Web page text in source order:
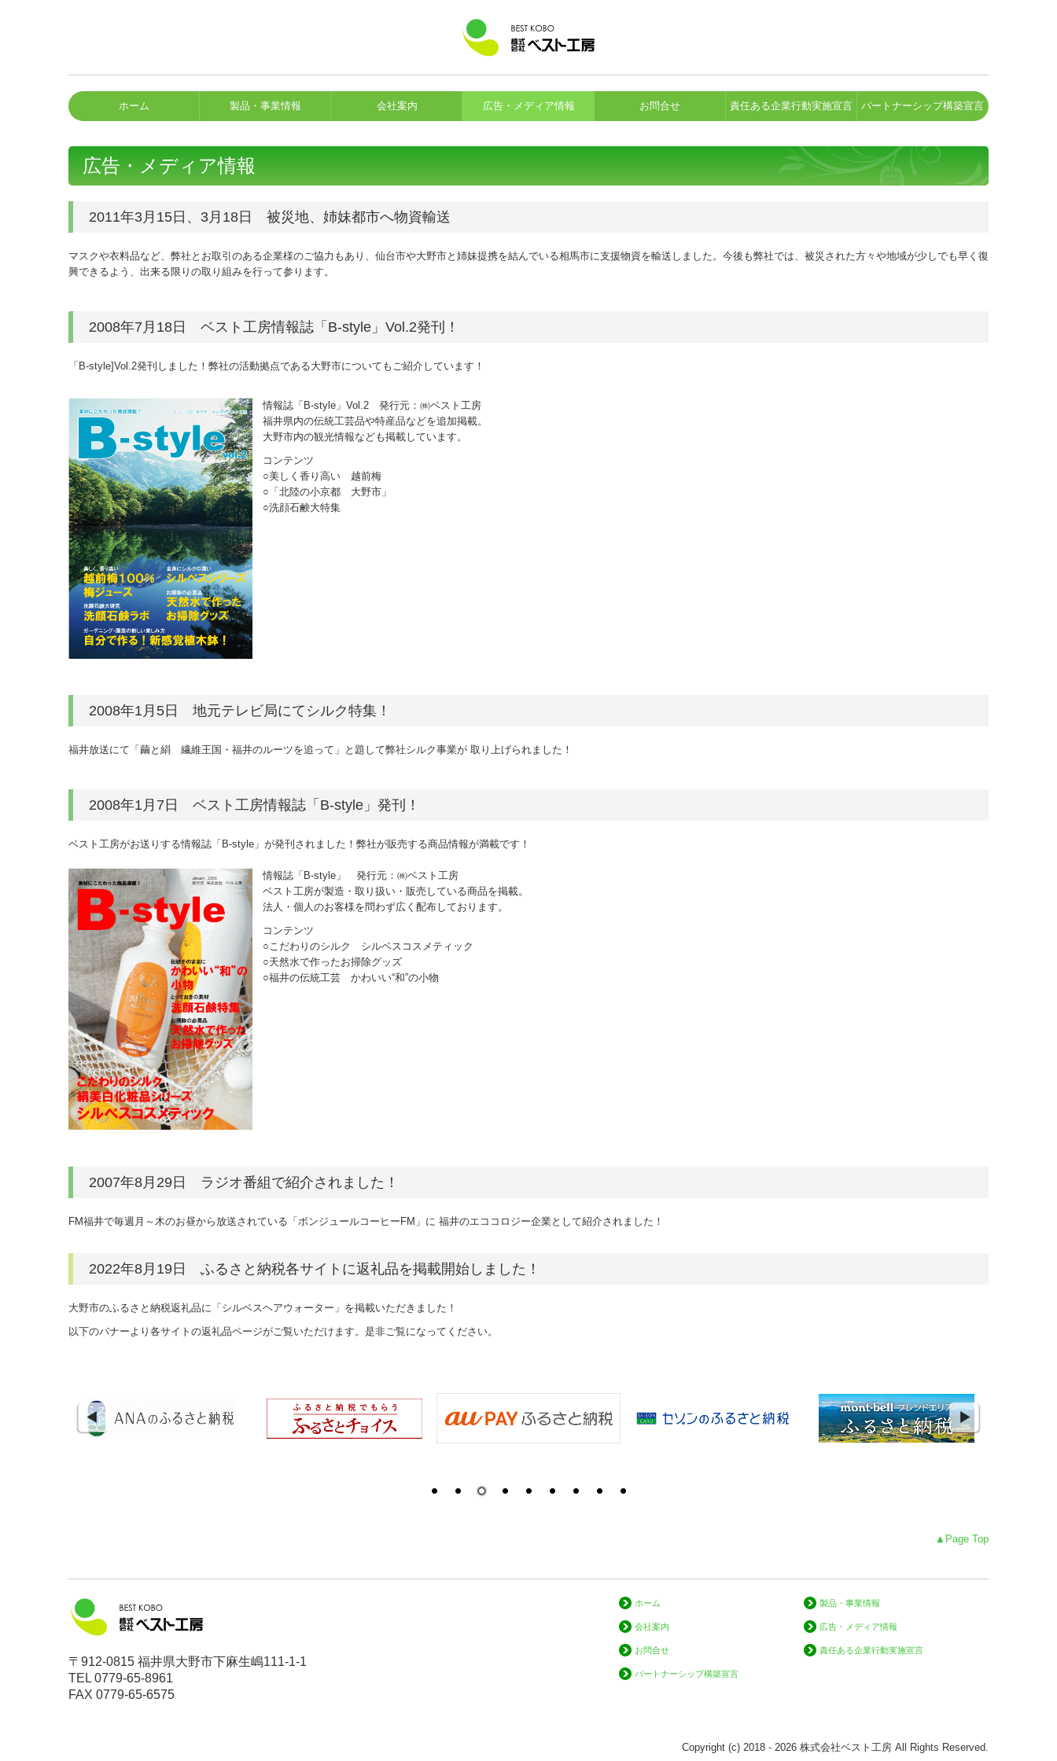
ホーム 製品・事業情報 会社案内 広告・メディア情報 お問合せ 責任ある企業行動実施宣言 パートナーシップ構築宣言
広告・メディア情報
2011年3月15日、3月18日 被災地、姉妹都市へ物資輸送
マスクや衣料品など、弊社とお取引のある企業様のご協力もあり、仙台市や大野市と姉妹提携を結んでいる相馬市に支援物資を輸送しました。今後も弊社では、被災された方々や地域が少しでも早く復
興できるよう、出来る限りの取り組みを行って参ります。
2008年7月18日 ベスト工房情報誌「B-style」Vol.2発刊！
「B-style]Vol.2発刊しました！弊社の活動拠点である大野市についてもご紹介しています！
情報誌「B-style」Vol.2 発行元：㈱ベスト工房
福井県内の伝統工芸品や特産品などを追加掲載。
大野市内の観光情報なども掲載しています。
コンテンツ
○美しく香り高い 越前梅
○「北陸の小京都 大野市」
○洗顔石鹸大特集
2008年1月5日 地元テレビ局にてシルク特集！
福井放送にて「繭と絹 繊維王国・福井のルーツを追って」と題して弊社シルク事業が 取り上げられました！
2008年1月7日 ベスト工房情報誌「B-style」発刊！
ベスト工房がお送りする情報誌「B-style」が発刊されました！弊社が販売する商品情報が満載です！
情報誌「B-style」 発行元：㈱ベスト工房
ベスト工房が製造・取り扱い・販売している商品を掲載。
法人・個人のお客様を問わず広く配布しております。
コンテンツ
○こだわりのシルク シルベスコスメティック
○天然水で作ったお掃除グッズ
○福井の伝統工芸 かわいい“和”の小物
2007年8月29日 ラジオ番組で紹介されました！
FM福井で毎週月～木のお昼から放送されている「ボンジュールコーヒーFM」に 福井のエココロジー企業として紹介されました！
2022年8月19日 ふるさと納税各サイトに返礼品を掲載開始しました！
大野市のふるさと納税返礼品に「シルベスヘアウォーター」を掲載いただきました！
以下のバナーより各サイトの返礼品ページがご覧いただけます。是非ご覧になってください。
▲Page Top
〒912-0815 福井県大野市下麻生嶋111-1-1
TEL 0779-65-8961
FAX 0779-65-6575
ホーム 製品・事業情報
会社案内 広告・メディア情報
お問合せ 責任ある企業行動実施宣言
パートナーシップ構築宣言
Copyright (c) 2018 - 2026 株式会社ベスト工房 All Rights Reserved.